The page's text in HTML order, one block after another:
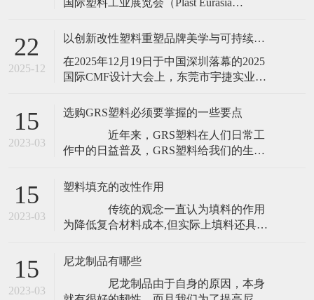
作为国内PCR塑料领域的先行者，东莞市宇
业”）携旗下核心产品——PCR消费后塑
料、OBP趋海塑料及Bio-base
22
2025-12
以创新改性塑料重塑品牌美学与可持续价值,宇捷实业亮相2025国际CMF设计大会！
在2025年12月19日于中国深圳落幕的2025
国际CMF设计大会上，东莞市宇捷实业投
绕“为全球领先品牌提供兼具美学价值与可
题，集中展示了其在PCR消费后回收塑料、
OBP趋海塑料和Bio-based生物基塑料领域
15
2023-03
选购GRS塑料必须要掌握的一些要点
近年来，GRS塑料在人们日常工
作中的日益普及，GRS塑料给我们的生活
处都能看到它的身影，在这样的情况下这
个行业的发展前景还是很乐观的。但是市
面上也有很多质量不免出现了一些劣制产
品。那么，我们在购买时应该如何选择好
15
2023-03
塑料填充的改性作用
传统的观念一直认为填料的作用
为降低复合材料成本,但实际上填料还具有
发展,如之前介绍的无机粉体的细化技术、
无机粉体的表面处理技术和表面包覆技术
日趋成熟,填料能达到的改性性能越来越
15
2023-03
尼龙制品有哪些
尼龙制品由于自身的原因，本身